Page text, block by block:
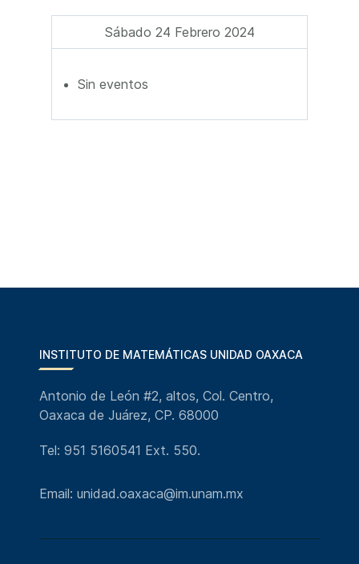
Sábado 24 Febrero 2024
Sin eventos
INSTITUTO DE MATEMÁTICAS UNIDAD OAXACA
Antonio de León #2, altos, Col. Centro,
Oaxaca de Juárez, CP. 68000
Tel: 951 5160541 Ext. 550.
Email: unidad.oaxaca@im.unam.mx